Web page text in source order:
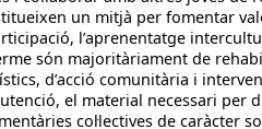
un mitjà per fomentar
l’aprenentatge
són majoritàriament de
d’acció comunitària i
el material necessari per
col·lectives de caràcter